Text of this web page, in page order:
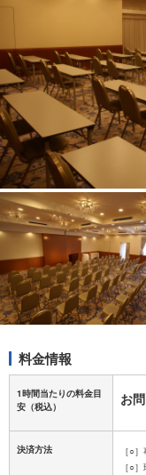
料金情報
1時間当たりの料金目
安 （税込） お
決済方法
［○
［○